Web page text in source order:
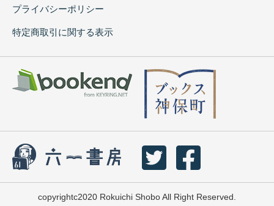
プライバシーポリシー
特定商取引に関する表示
copyrightc2020 Rokuichi Shobo All Right Reserved.